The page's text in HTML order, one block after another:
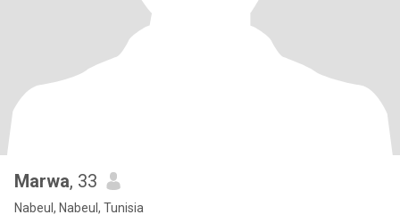
Marwa, 33
Nabeul, Nabeul, Tunisia